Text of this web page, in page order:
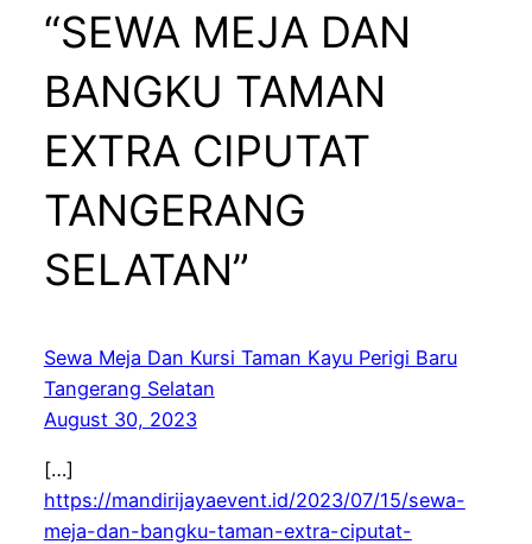
“SEWA MEJA DAN
BANGKU TAMAN
EXTRA CIPUTAT
TANGERANG
SELATAN”
Sewa Meja Dan Kursi Taman Kayu Perigi Baru
Tangerang Selatan
August 30, 2023
[…]
https://mandirijayaevent.id/2023/07/15/sewa-
meja-dan-bangku-taman-extra-ciputat-